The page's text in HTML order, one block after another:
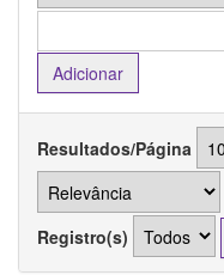
Resultados/Página
Registro(s)